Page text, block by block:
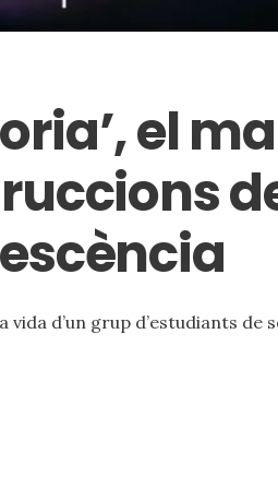
el
vida d’un grup d’estudiants de